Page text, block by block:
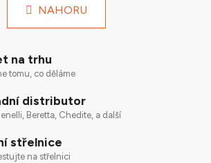
á
d
í
p
r
v
k
y
k
í
NAHORU
na trhu
tomu, co děláme
distributor
Beretta, Chedite, a další
střelnice
na střelnici